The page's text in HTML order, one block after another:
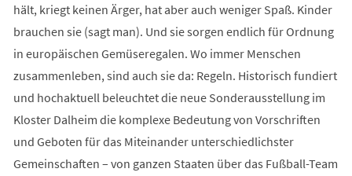
hält, kriegt keinen Ärger, hat aber auch weniger Spaß. Kinder
brauchen sie (sagt man). Und sie sorgen endlich für Ordnung
in europäischen Gemüseregalen. Wo immer Menschen
zusammenleben, sind auch sie da: Regeln. Historisch fundiert
und hochaktuell beleuchtet die neue Sonderausstellung im
Kloster Dalheim die komplexe Bedeutung von Vorschriften
und Geboten für das Miteinander unterschiedlichster
Gemeinschaften – von ganzen Staaten über das Fußball-Team